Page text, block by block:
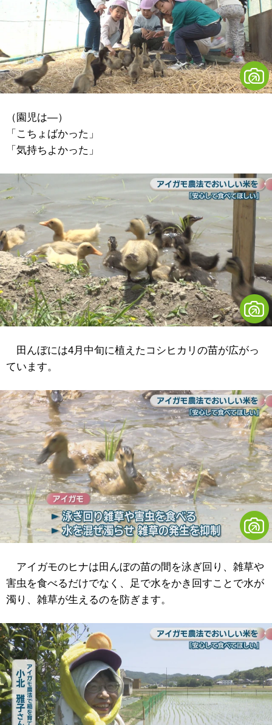
（園児は―）
「こちょばかった」
「気持ちよかった」
田んぼには4月中旬に植えたコシヒカリの苗が広がっ
ています。
アイガモのヒナは田んぼの苗の間を泳ぎ回り、雑草や
害虫を食べるだけでなく、足で水をかき回すことで水が
濁り、雑草が生えるのを防ぎます。